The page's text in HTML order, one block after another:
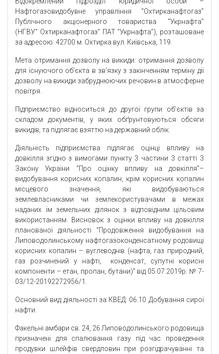
Нафтогазовидобувне управління “Охтирканафтогаз”
Публічного акціонерного товариства “Укрнафта”
(НГВУ” Охтирканафтогаз” ПАТ “Укрнафта”), розташоване
за адресою: 42700 м. Охтирка вул. Київська, 119.
Мета отримання дозволу на викиди: отримання дозволу
для існуючого об’єкта в зв’язку з закінченням терміну дії
дозволу на викиди забруднюючих речовин в атмосферне
повітря.
Підприємство відноситься до другої групи об’єктів за
складом документів, у яких обґрунтовуються обсяги
викидів, та підлягає взяттю на державний облік.
Діяльність підприємства підлягає оцінці впливу на
довкілля згідно з вимогами пункту 3 частини 3 статті 3
Закону України “Про оцінку впливу на довкілля”–
видобування корисних копалин, крім корисних копалин
місцевого значення, які видобуваються
землевласниками чи землекористувачами в межах
наданих їм земельних ділянок з відповідним цільовим
використанням. Висновок з оцінки впливу на довкілля
планованої діяльності “Продовження видобування на
Липоводолинському нафтогазоконденсатному родовищі
корисних копалин – вуглеводнів (нафта, газ природний,
газ розчинений у нафті, конденсат, супутні корисні
компоненти – етан, пропан, бутани)” від 05.07.2019р. № 7-
03/12-20192272956/1.
Основний вид діяльності за КВЕД: 06.10 Добування сирої
нафти.
Факельні амбари св. 24, 26 Липоводолинського родовища
призначені для спалювання газу під час проведення
продувки шлейфів свердловин при розгідрачуванні та